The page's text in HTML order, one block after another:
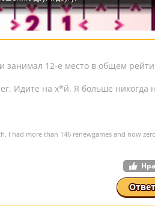
занимал 12-е место в общем
Идите на х*й. Я больше никогда
I had more than 146 renewgames and now